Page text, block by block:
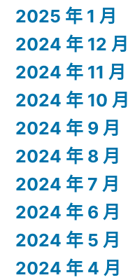
2025 年 1 月
2024 年 12 月
2024 年 11 月
2024 年 10 月
2024 年 9 月
2024 年 8 月
2024 年 7 月
2024 年 6 月
2024 年 5 月
2024 年 4 月